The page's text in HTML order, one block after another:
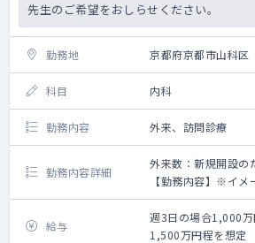
先生のご希望をおしらせください。
勤務地 京都府京都市山科区
科目 内科
勤務内容 外来、訪問診療
勤務内容詳細
外来数：新規開設の
【勤務内容】※イメ
午前：9:00～
午後：13:00～
※外来、訪問診療の
給与
週3日の場合1,000
1,500万円程を想定